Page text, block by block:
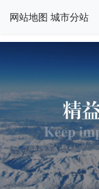
网站地图 城市分站